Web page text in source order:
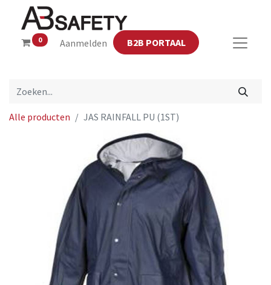
0 Aanmelden B2B PORTAAL
Alle producten JAS RAINFALL PU (1ST)